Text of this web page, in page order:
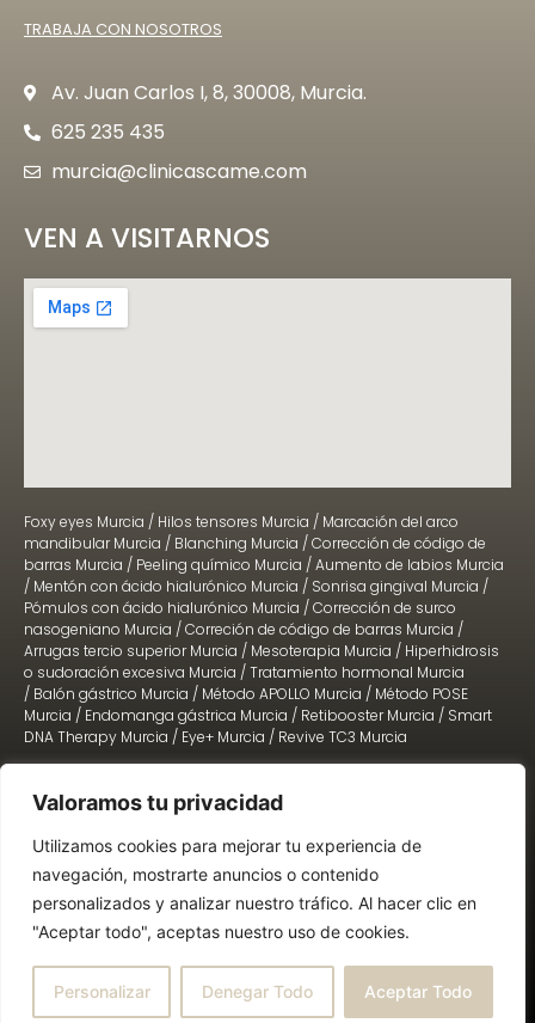
Valoramos tu privacidad
Utilizamos cookies para mejorar tu experiencia de
navegación, mostrarte anuncios o contenido
personalizados y analizar nuestro tráfico. Al hacer clic en
"Aceptar todo", aceptas nuestro uso de cookies.
Personalizar Denegar Todo Aceptar Todo
TRABAJA CON NOSOTROS
Av. Juan Carlos I, 8, 30008, Murcia.
625 235 435
murcia@clinicascame.com
VEN A VISITARNOS
Foxy eyes Murcia / Hilos tensores Murcia / Marcación del arco
mandibular Murcia / Blanching Murcia /Corrección de código de
barras Murcia / Peeling químico Murcia /Aumento de labios Murcia
/ Mentón con ácido hialurónico Murcia / Sonrisa gingival Murcia /
Pómulos con ácido hialurónico Murcia /Corrección de surco
nasogeniano Murcia /Correción de código de barras Murcia /
Arrugas tercio superior Murcia / Mesoterapia Murcia / Hiperhidrosis
o sudoración excesiva Murcia /Tratamiento hormonal Murcia
/ Balón gástrico Murcia / Método APOLLO Murcia / Método POSE
Murcia / Endomanga gástrica Murcia / Retibooster Murcia / Smart
DNA Therapy Murcia / Eye+ Murcia / Revive TC3 Murcia
2022 © TODOS LOS DERECHOS RESERVADOS. Diseño:
Lead-In Business
BASES LEGALES SORTEOSAVISO LEGAL
POLÍTICAS DE PRIVACIDAD
POLÍTICAS DE COOKIES
Háblanos